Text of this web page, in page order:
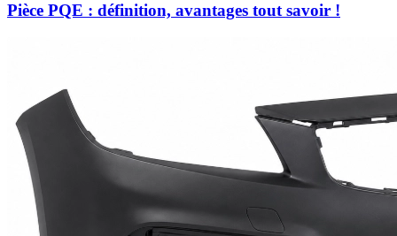
Pièce PQE : définition, avantages tout savoir !